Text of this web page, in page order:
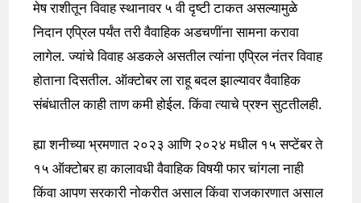
मेष राशीतून विवाह स्थानावर ५ वी दृष्टी टाकत असल्यामुळे
निदान एप्रिल पर्यंत तरी वैवाहिक अडचणींना सामना करावा
लागेल. ज्यांचे विवाह अडकले असतील त्यांना एप्रिल नंतर विवाह
होताना दिसतील. ऑक्टोबर ला राहू बदल झाल्यावर वैवाहिक
संबंधातील काही ताण कमी होईल. किंवा त्याचे प्रश्न सुटतीलही.
ह्या शनीच्या भ्रमणात २०२३ आणि २०२४ मधील १५ सप्टेंबर ते
१५ ऑक्टोबर हा कालावधी वैवाहिक विषयी फार चांगला नाही
किंवा आपण सरकारी नोकरीत असाल किंवा राजकारणात असाल